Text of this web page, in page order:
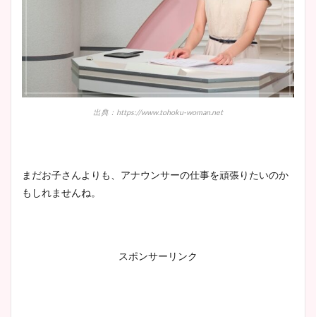
池谷実悠アナのメガネ画像が
かわいい！カップや水着姿も
まとめた！
出典：https://www.tohoku-woman.net
まだお子さんよりも、アナウンサーの仕事を頑張りたいのか
もしれませんね。
スポンサーリンク